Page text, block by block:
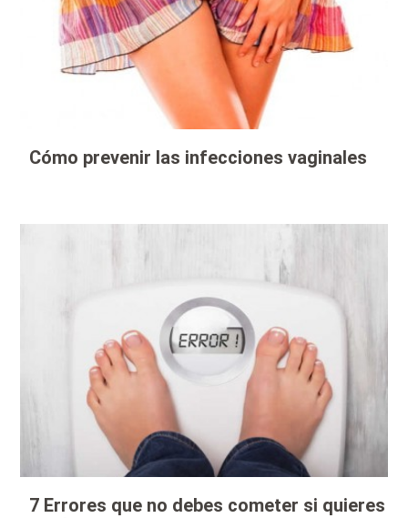
Cómo prevenir las infecciones vaginales
7 Errores que no debes cometer si quieres